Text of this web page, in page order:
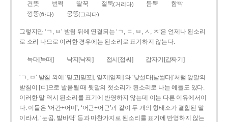
건뜻 번쩍 딸꾹 절뚝(거리다) 듬뿍
함빡
껑뚱(하다) 뭉뚱(그리다)
그렇지만 ‘ㄱ, ㅂ’ 받침 뒤에 연결되는 ‘ㄱ, ㄷ, ㅂ, ㅅ, ㅈ’은 언제나 된소리
로 소리 나므로 이러한 경우에는 된소리로 표기하지 않는다.
늑대[늑때] 낙지[낙찌] 접시[접씨] 갑자기[갑짜기]
‘ㄱ, ㅂ’ 받침 외에 ‘믿고[믿꼬], 잊지[읻찌]’와 ‘낯설다[낟썰다]’처럼 앞말의
받침이 [ㄷ]으로 발음될 때 뒷말의 첫소리가 된소리로 나는 예들도 있다.
이러한 말 역시 된소리를 표기에 반영하지 않는데 이는 다른 이유에서이
다. 이들은 ‘어간+어미’, ‘어근+어근’과 같이 두 개의 형태소가 결합된 말
이라서, ‘눈곱, 발바닥’ 등과 마찬가지로 된소리를 표기에 반영하지 않는